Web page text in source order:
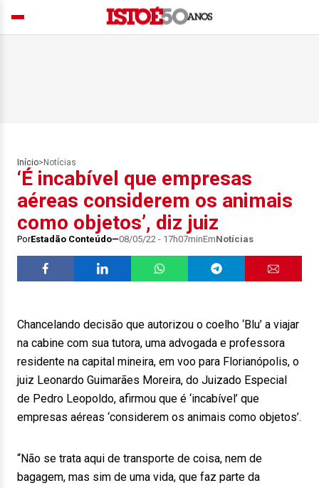
Início> Notícias
‘É incabível que empresas
aéreas considerem os animais
como objetos’, diz juiz
PorEstadão Conteúdo 08/05/22 - 17h07minEmNotícias
Chancelando decisão que autorizou o coelho ‘Blu’ a viajar
na cabine com sua tutora, uma advogada e professora
residente na capital mineira, em voo para Florianópolis, o
juiz Leonardo Guimarães Moreira, do Juizado Especial
de Pedro Leopoldo, afirmou que é ‘incabível’ que
empresas aéreas ‘considerem os animais como objetos’.
“Não se trata aqui de transporte de coisa, nem de
bagagem, mas sim de uma vida, que faz parte da